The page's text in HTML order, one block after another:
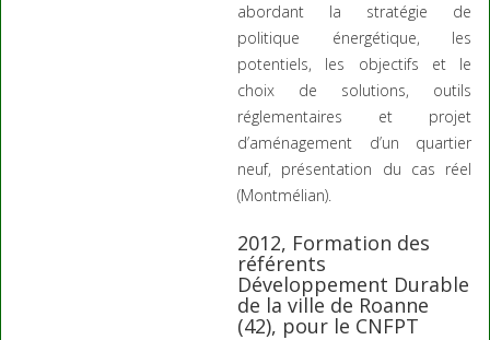
abordant la stratégie de
politique énergétique, les
potentiels, les objectifs et le
choix de solutions, outils
réglementaires et projet
d’aménagement d’un quartier
neuf, présentation du cas réel
(Montmélian).
2012, Formation des
référents
Développement Durable
de la ville de Roanne
(42), pour le CNFPT